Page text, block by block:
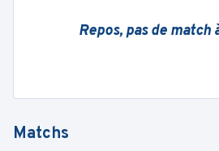
Repos, pas de match
Matchs